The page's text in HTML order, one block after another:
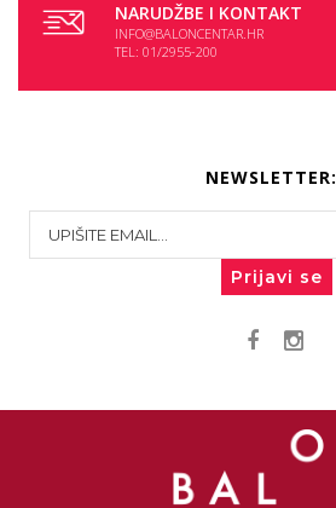
NARUDŽBE I KONTAKT
INFO@BALONCENTAR.HR
TEL: 01/2955-200
NEWSLETTER:
Prijavi se